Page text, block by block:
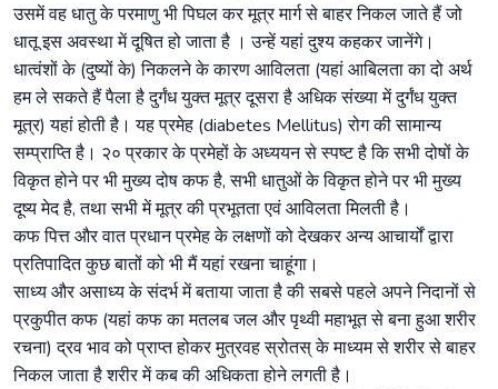
उसमें वह धातु के परमाणु भी पिघल कर मूत्र मार्ग से बाहर निकल जाते हैं जो
धातू इस अवस्था में दूषित हो जाता है । उन्हें यहां दुश्य कहकर जानेंगे।
धात्वंशों के (दुष्यों के) निकलने के कारण आविलता (यहां आबिलता का दो अर्थ
हम ले सकते हैं पैला है दुर्गंध युक्त मूत्र दूसरा है अधिक संख्या में दुर्गंध युक्त
मूत्र) यहां होती है। यह प्रमेह (diabetes Mellitus) रोग की सामान्य
सम्प्राप्ति है। २० प्रकार के प्रमेहों के अध्ययन से स्पष्ट है कि सभी दोषों के
विकृत होने पर भी मुख्य दोष कफ है, सभी धातुओं के विकृत होने पर भी मुख्य
दूष्य मेद है, तथा सभी में मूत्र की प्रभूतता एवं आविलता मिलती है।
कफ पित्त और वात प्रधान प्रमेह के लक्षणों को देखकर अन्य आचार्यों द्वारा
प्रतिपादित कुछ बातों को भी मैं यहां रखना चाहूंगा।
साध्य और असाध्य के संदर्भ में बताया जाता है की सबसे पहले अपने निदानों से
प्रकुपीत कफ (यहां कफ का मतलब जल और पृथ्वी महाभूत से बना हुआ शरीर
रचना) द्रव भाव को प्राप्त होकर मुत्रवह स्रोतस् के माध्यम से शरीर से बाहर
निकल जाता है शरीर में कब की अधिकता होने लगती है।